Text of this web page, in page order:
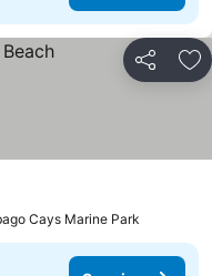
Dela
Cays Marine Park